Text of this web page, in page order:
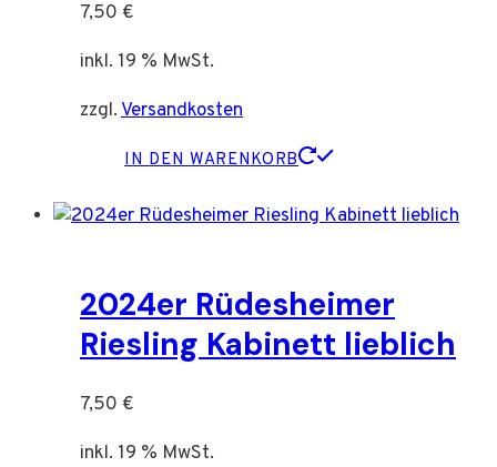
7,50 €
inkl. 19 % MwSt.
zzgl.Versandkosten
IN DEN WARENKORB
2024er Rüdesheimer
Riesling Kabinett lieblich
7,50 €
inkl. 19 % MwSt.